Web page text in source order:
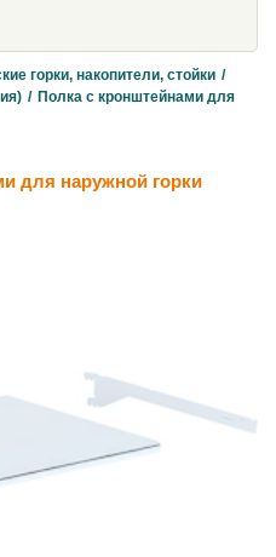
горки, накопители, стойки /
/ Полка с кронштейнами для
для наружной горки